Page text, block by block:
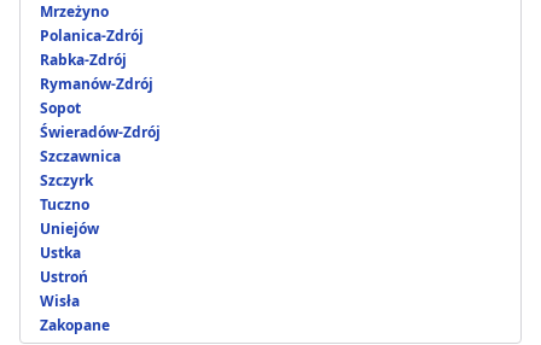
Mrzeżyno
Polanica-Zdrój
Rabka-Zdrój
Rymanów-Zdrój
Sopot
Świeradów-Zdrój
Szczawnica
Szczyrk
Tuczno
Uniejów
Ustka
Ustroń
Wisła
Zakopane